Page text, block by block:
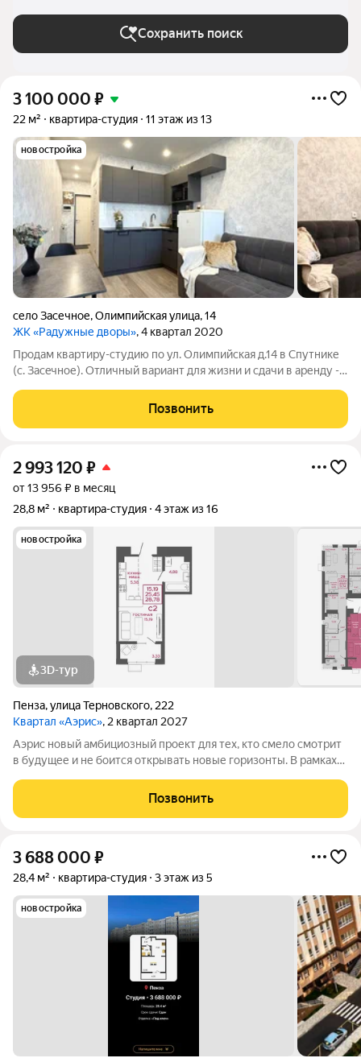
Сохранить поиск
3 100 000 ₽
22 м² квартира-студия 11 этаж из 13
новостройка
село Засечное,Олимпийская улица,14
ЖК «Радужные дворы», 4 квартал 2020
Пpoдaм квaртиру-студию пo ул. Олимпийская д.14 в Спутникe
(с. Зaсeчнoе). Отличный вариант для жизни и сдачи в аренду -
дворы - один из лучших проектов города - большая закрытая
территория,
Позвонить
2 993 120 ₽
от 13 956 ₽ в месяц
28,8 м²
квартира-студия 4 этаж из 16
новостройка
3D-тур
Пенза,улица Терновского, 222
Квартал «Аэрис», 2 квартал 2027
Аэрис новый амбициозный проект для тех, кто смело смотрит
в будущее и не боится открывать новые горизонты. В рамках
возведение двух 17-этажных подъездов. Всего проектом
предусмотрено еще 6
Позвонить
3 688 000 ₽
28,4 м² квартира-студия 3 этаж из 5
новостройка